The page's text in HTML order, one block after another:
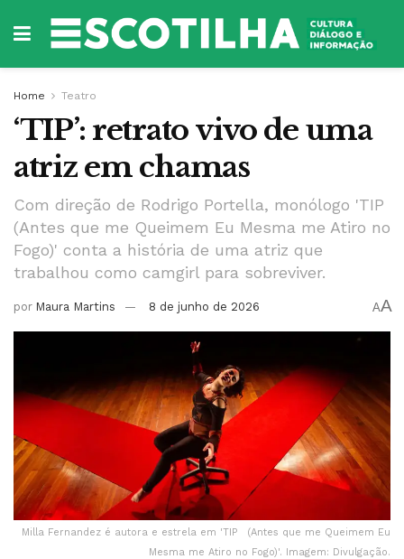
Home Teatro
‘TIP’: retrato vivo de uma
atriz em chamas
Com direção de Rodrigo Portella, monólogo 'TIP
(Antes que me Queimem Eu Mesma me Atiro no
Fogo)' conta a história de uma atriz que
trabalhou como camgirl para sobreviver.
por Maura Martins 8 de junho de 2026 AA
Milla Fernandez é autora e estrela em 'TIP (Antes que me Queimem Eu
Mesma me Atiro no Fogo)'. Imagem: Divulgação.